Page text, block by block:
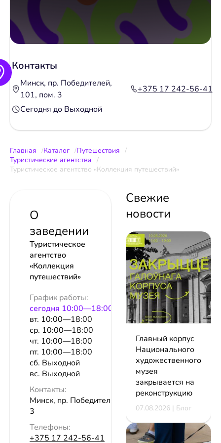
Контакты
Минск, пр. Победителей,
101, пом. 3
+375 17 242-56-41
Сегодня до Выходной
Главная Каталог
Путешествия
Туристические агентства
Туристическое агентство «Коллекция путешествий»
О
заведении
Туристическое
агентство
«Коллекция
путешествий»
График работы:
сeгодня 10:00—18:00
вт. 10:00—18:00
ср. 10:00—18:00
чт. 10:00—18:00
пт. 10:00—18:00
сб. Выходной
вс. Выходной
Контакты:
Минск, пр. Победителей, 101, пом.
3
Телефоны:
+375 17 242-56-41
Свежие
новости
Главный корпус
Национального
художественного
музея
закрывается на
реконструкцию
07.08.2026 | Блог